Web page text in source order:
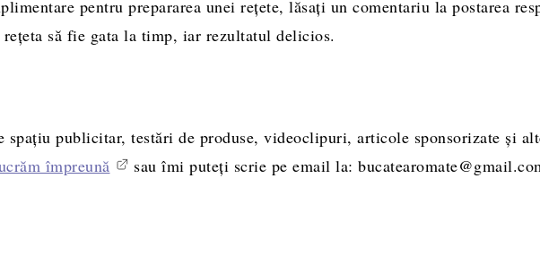
pentru prepararea unei reţete, lăsați un comentariu la postarea
să fie gata la timp, iar rezultatul delicios.
spațiu publicitar, testări de produse, videoclipuri, articole sponsorizate și
împreună sau îmi puteți scrie pe email la: